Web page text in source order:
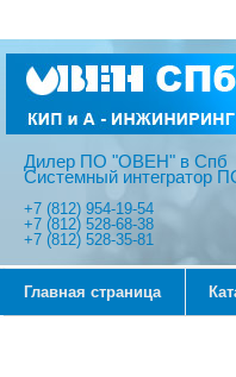
Главная страница
Дилер ПО "ОВЕН" в Спб
Системный интегратор
+7 (812) 954-19-54
+7 (812) 528-68-38
+7 (812) 528-35-81